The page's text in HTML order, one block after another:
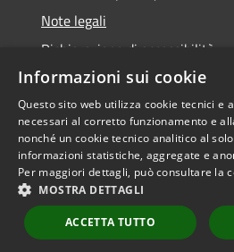
Note legali
Dichiarazione di accessibilità
RSS
Accessibilità
Privacy
Cookie
Mappa del sito
Informazioni sui cookie
Questo sito web utilizza cookie tecnici e
necessari al corretto funzionamento e
nonché un cookie tecnico analitico al
informazioni statistiche, aggregate e
Per maggiori dettagli, può consultare la
MOSTRA DETTAGLI
ACCETTA TUTTO